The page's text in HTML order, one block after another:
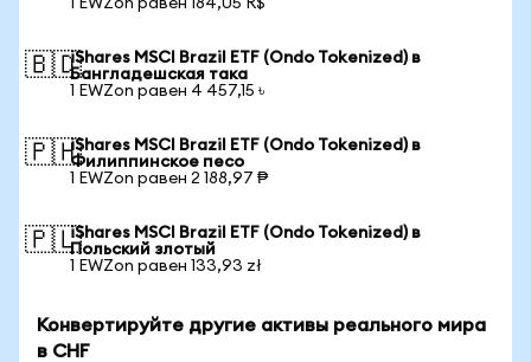
1 EWZon равен 184,05 R$
🇧🇩iShares MSCI Brazil ETF (Ondo Tokenized) в
Бангладешская така
1 EWZon равен 4 457,15 ৳
🇵🇭iShares MSCI Brazil ETF (Ondo Tokenized) в
Филиппинское песо
1 EWZon равен 2 188,97 ₱
🇵🇱iShares MSCI Brazil ETF (Ondo Tokenized) в
Польский злотый
1 EWZon равен 133,93 zł
Конвертируйте другие активы реального мира
в CHF